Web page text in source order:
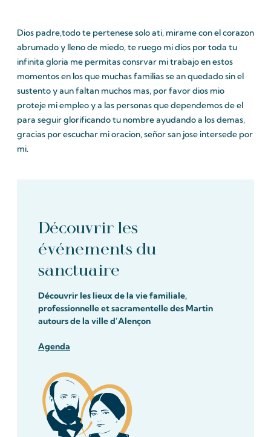
Dios padre,todo te pertenese solo ati, mirame con el corazon
abrumado y lleno de miedo, te ruego mi dios por toda tu
infinita gloria me permitas consrvar mi trabajo en estos
momentos en los que muchas familias se an quedado sin el
sustento y aun faltan muchos mas, por favor dios mio
proteje mi empleo y a las personas que dependemos de el
para seguir glorificando tu nombre ayudando a los demas,
gracias por escuchar mi oracion, señor san jose intersede por
mi.
Découvrir les
événements du
sanctuaire
Découvrir les lieux de la vie familiale,
professionnelle et sacramentelle des Martin
autours de la ville d’Alençon
Agenda